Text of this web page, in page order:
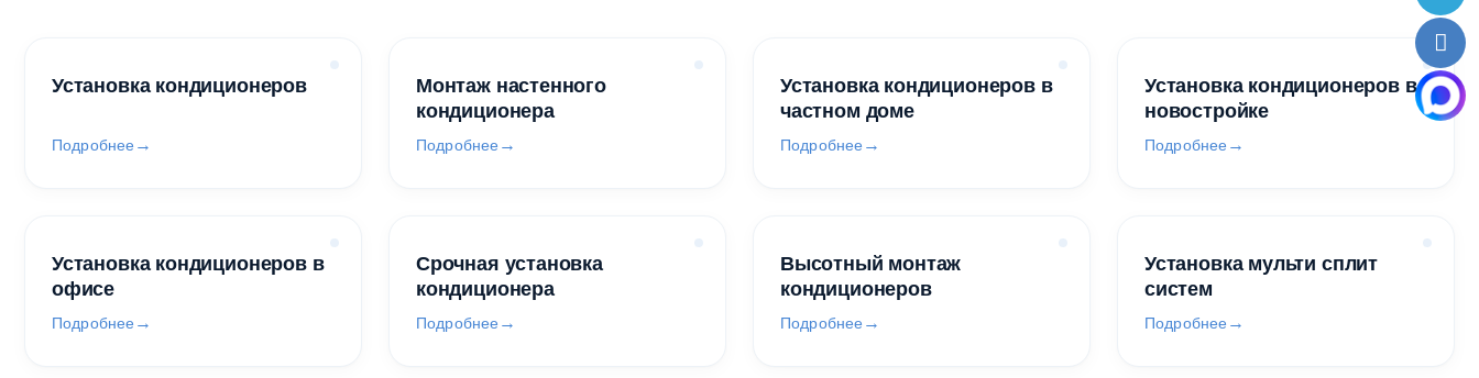
Установка кондиционеров
Подробнее
Монтаж настенного
кондиционера
Подробнее
Установка кондиционеров в
частном доме
Подробнее
Установка кондиционеров в
новостройке
Подробнее
Установка кондиционеров в
офисе
Подробнее
Срочная установка
кондиционера
Подробнее
Высотный монтаж
кондиционеров
Подробнее
Установка мульти сплит
систем
Подробнее